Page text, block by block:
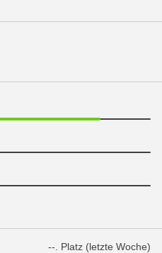
--. Platz (letzte Woche)